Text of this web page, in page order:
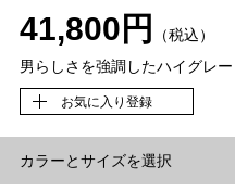
41,800円
（税込）
男らしさを強調したハイグレ
お気に入り登録
カラーとサイズを選択